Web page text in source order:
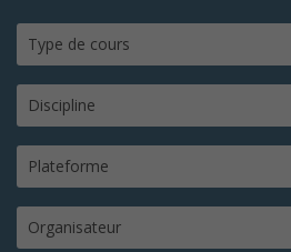
Type de cours
Discipline
Plateforme
Organisateur